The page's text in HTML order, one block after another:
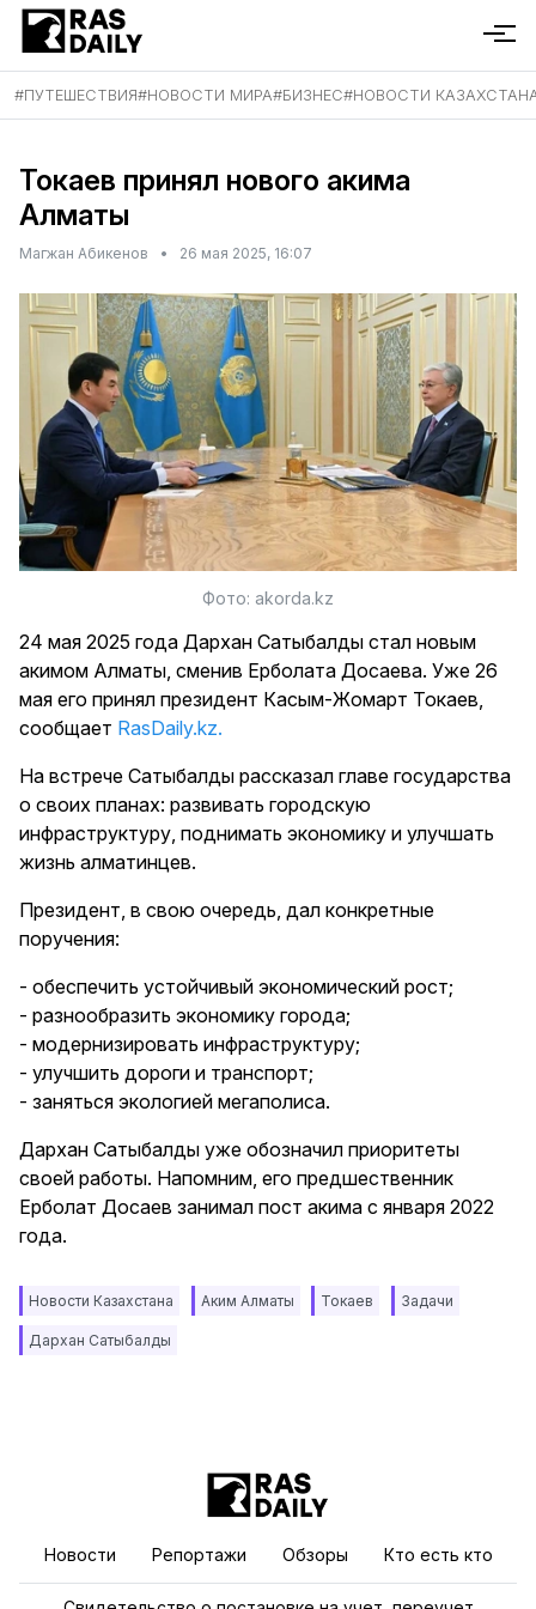
#ПУТЕШЕСТВИЯ#НОВОСТИ МИРА#БИЗНЕС#НОВОСТИ
Токаев принял нового акима
Алматы
Магжан Абикенов • 26 мая 2025, 16:07
Фото: akorda.kz
24 мая 2025 года Дархан Сатыбалды стал новым
акимом Алматы, сменив Ерболата Досаева. Уже 26
мая его принял президент Касым-Жомарт Токаев,
сообщает RasDaily.kz.
На встрече Сатыбалды рассказал главе государства
о своих планах: развивать городскую
инфраструктуру, поднимать экономику и улучшать
жизнь алматинцев.
Президент, в свою очередь, дал конкретные
поручения:
- обеспечить устойчивый экономический рост;
- разнообразить экономику города;
- модернизировать инфраструктуру;
- улучшить дороги и транспорт;
- заняться экологией мегаполиса.
Дархан Сатыбалды уже обозначил приоритеты
своей работы. Напомним, его предшественник
Ерболат Досаев занимал пост акима с января 2022
года.
Новости Казахстана Аким Алматы Токаев Задачи
Дархан Сатыбалды
Новости Репортажи Обзоры Кто есть кто